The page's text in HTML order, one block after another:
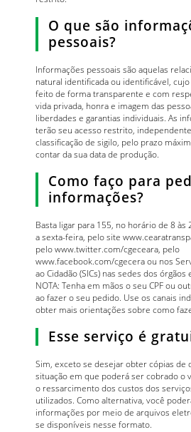
O que são
pessoais?
Informações pessoais são aquelas
natural identificada ou identificável,
feito de forma transparente e com
vida privada, honra e imagem das
liberdades e garantias individuais. As
terão seu acesso restrito,
classificação de sigilo, pelo prazo
contar da sua data de produção.
Como faço para
informações?
Basta ligar para 155, no horário de 8 às
a sexta-feira, pelo site
pelo www.twitter.com/cgeceara, pelo
www.facebook.com/cgecera ou nos
ao Cidadão (SICs) nas sedes dos órgãos
NOTA: Tenha em mãos o seu CPF ou
ao fazer o seu pedido. Use os canais
obter mais orientações sobre como
Esse serviço é
Sim, exceto se desejar obter cópias de
situação em que poderá ser cobrado o
o ressarcimento dos custos dos
utilizados. Como alternativa, você
informações por meio de arquivos
se disponíveis nesse formato.